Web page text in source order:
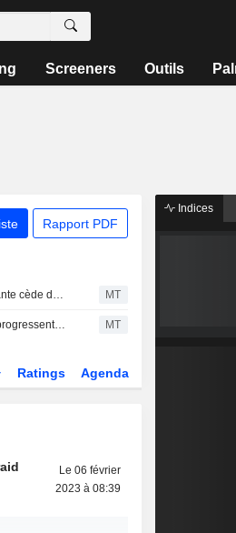
Screeners Outils
Rapport PDF
Newmont : une dirigeante cède des actions pour un montant de 807 456 dollars, selon un document de la SEC MT
Les valeurs aurifères progressent à la Bourse de Sydney dans le sillage des cours de l'or MT
Ratings Agenda
Le 06 février
2023 à 08:39
Indices